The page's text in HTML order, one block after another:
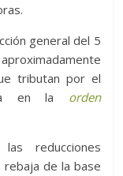
general del 5
tributan por el
en la orden
reducciones
rebaja de la base